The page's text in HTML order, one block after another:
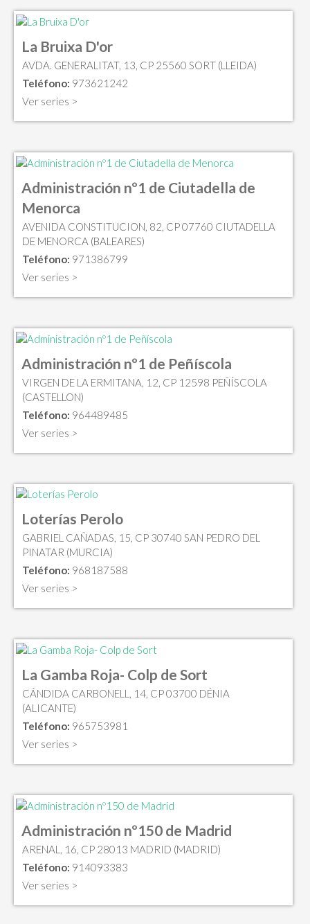
La Bruixa D'or
AVDA. GENERALITAT, 13, CP 25560 SORT (LLEIDA)
Teléfono: 973621242
Ver series >
Administración nº1 de Ciutadella de
Menorca
AVENIDA CONSTITUCION, 82, CP 07760 CIUTADELLA
DE MENORCA (BALEARES)
Teléfono: 971386799
Ver series >
Administración nº1 de Peñíscola
VIRGEN DE LA ERMITANA, 12, CP 12598 PEÑÍSCOLA
(CASTELLON)
Teléfono: 964489485
Ver series >
Loterías Perolo
GABRIEL CAÑADAS, 15, CP 30740 SAN PEDRO DEL
PINATAR (MURCIA)
Teléfono: 968187588
Ver series >
La Gamba Roja- Colp de Sort
CÁNDIDA CARBONELL, 14, CP 03700 DÉNIA
(ALICANTE)
Teléfono: 965753981
Ver series >
Administración nº150 de Madrid
ARENAL, 16, CP 28013 MADRID (MADRID)
Teléfono: 914093383
Ver series >